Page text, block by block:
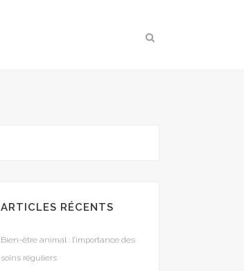
ARTICLES RÉCENTS
Bien-être animal : l’importance des
soins réguliers